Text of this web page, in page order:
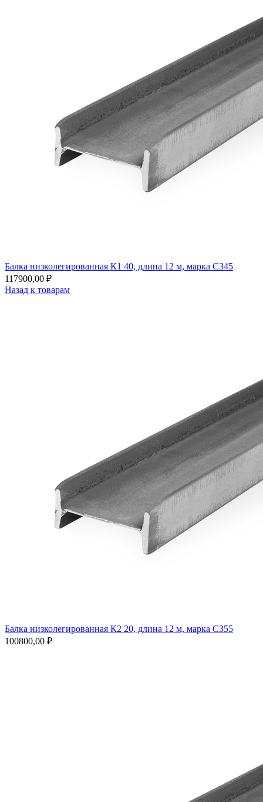
Балка низколегированная К1 40, длина 12 м, марка С345
117900,00 ₽
Назад к товарам
Балка низколегированная К2 20, длина 12 м, марка С355
100800,00 ₽